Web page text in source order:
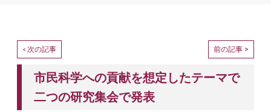
< 次の記事 前の記事 >
市民科学への貢献を想定したテーマで
二つの研究集会で発表